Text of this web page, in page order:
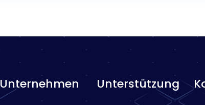
Unternehmen Unterstützung